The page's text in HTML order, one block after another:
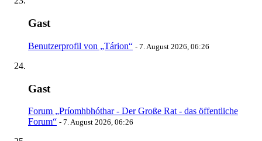
Gast
Benutzerprofil von „Tárion“ - 7. August 2026, 06:26
Gast
Forum „Príomhbhóthar - Der Große Rat - das öffentliche
Forum“ - 7. August 2026, 06:26